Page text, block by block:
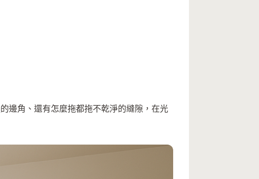
邊角、還有怎麼拖都拖不乾淨的縫隙，在光